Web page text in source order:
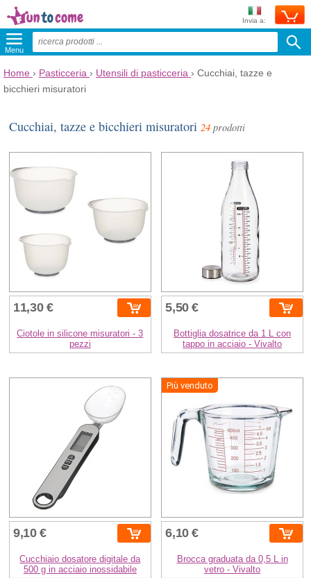
Invia a:
Menu
Home › Pasticceria › Utensili di pasticceria › Cucchiai, tazze e
bicchieri misuratori
Cucchiai, tazze e bicchieri misuratori24 prodotti
11,30 €
Ciotole in silicone misuratori - 3
pezzi
5,50 €
Bottiglia dosatrice da 1 L con
tappo in acciaio - Vivalto
9,10 €
Cucchiaio dosatore digitale da
500 g in acciaio inossidabile
Più venduto
6,10 €
Brocca graduata da 0,5 L in
vetro - Vivalto